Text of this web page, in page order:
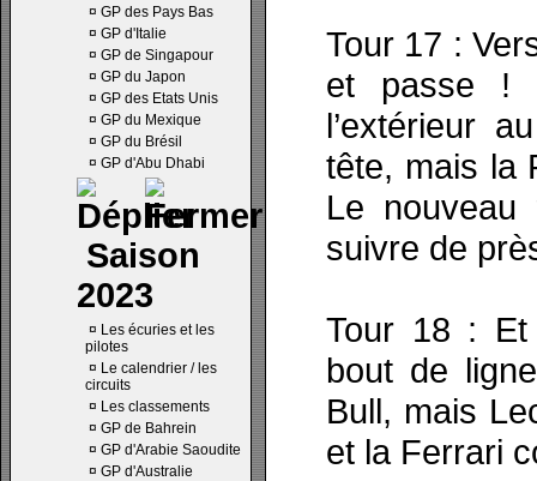
¤ GP des Pays Bas
¤ GP d'Italie
¤ GP de Singapour
¤ GP du Japon
¤ GP des Etats Unis
¤ GP du Mexique
¤ GP du Brésil
¤ GP d'Abu Dhabi
Saison
2023
¤ Les écuries et les
pilotes
¤ Le calendrier / les
circuits
¤ Les classements
¤ GP de Bahrein
¤ GP d'Arabie Saoudite
¤ GP d'Australie
Tour 17 :
et passe !
l’extérieur
tête, mais la
Le
suivre de
Tour 18 : Et
bout de
Bull, mais
et la Ferrari